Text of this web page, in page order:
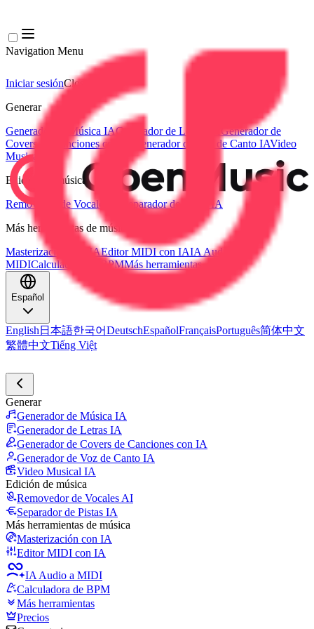
Navigation Menu
Iniciar sesiónClose menu
Generar
Generador de Música IAGenerador de Letras IA Generador de
Covers de Canciones con IA
Generador de Voz de Canto IAVideo
Musical IA
Edición de música
Removedor de Vocales AI
Separador de Pistas IA
Más herramientas de música
Masterización con IAEditor MIDI con IAIA Audio a
MIDICalculadora de BPMMás herramientas
Español
English 日本語한국어DeutschEspañolFrançaisPortuguês简体中文
繁體中文Tiếng Việt
Generar
Generador de Música IA
Generador de Letras IA
Generador de Covers de Canciones con IA
Generador de Voz de Canto IA
Video Musical IA
Edición de música
Removedor de Vocales AI
Separador de Pistas IA
Más herramientas de música
Masterización con IA
Editor MIDI con IA
IA Audio a MIDI
Calculadora de BPM
Más herramientas
Precios